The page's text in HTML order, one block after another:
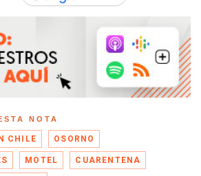
NOTA
CHILE OSORNO
MOTEL CUARENTENA